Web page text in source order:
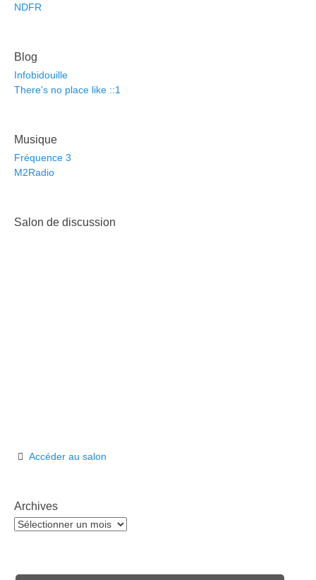
NDFR
Blog
Infobidouille
There's no place like ::1
Musique
Fréquence 3
M2Radio
Salon de discussion
Accéder au salon
Archives
Archives